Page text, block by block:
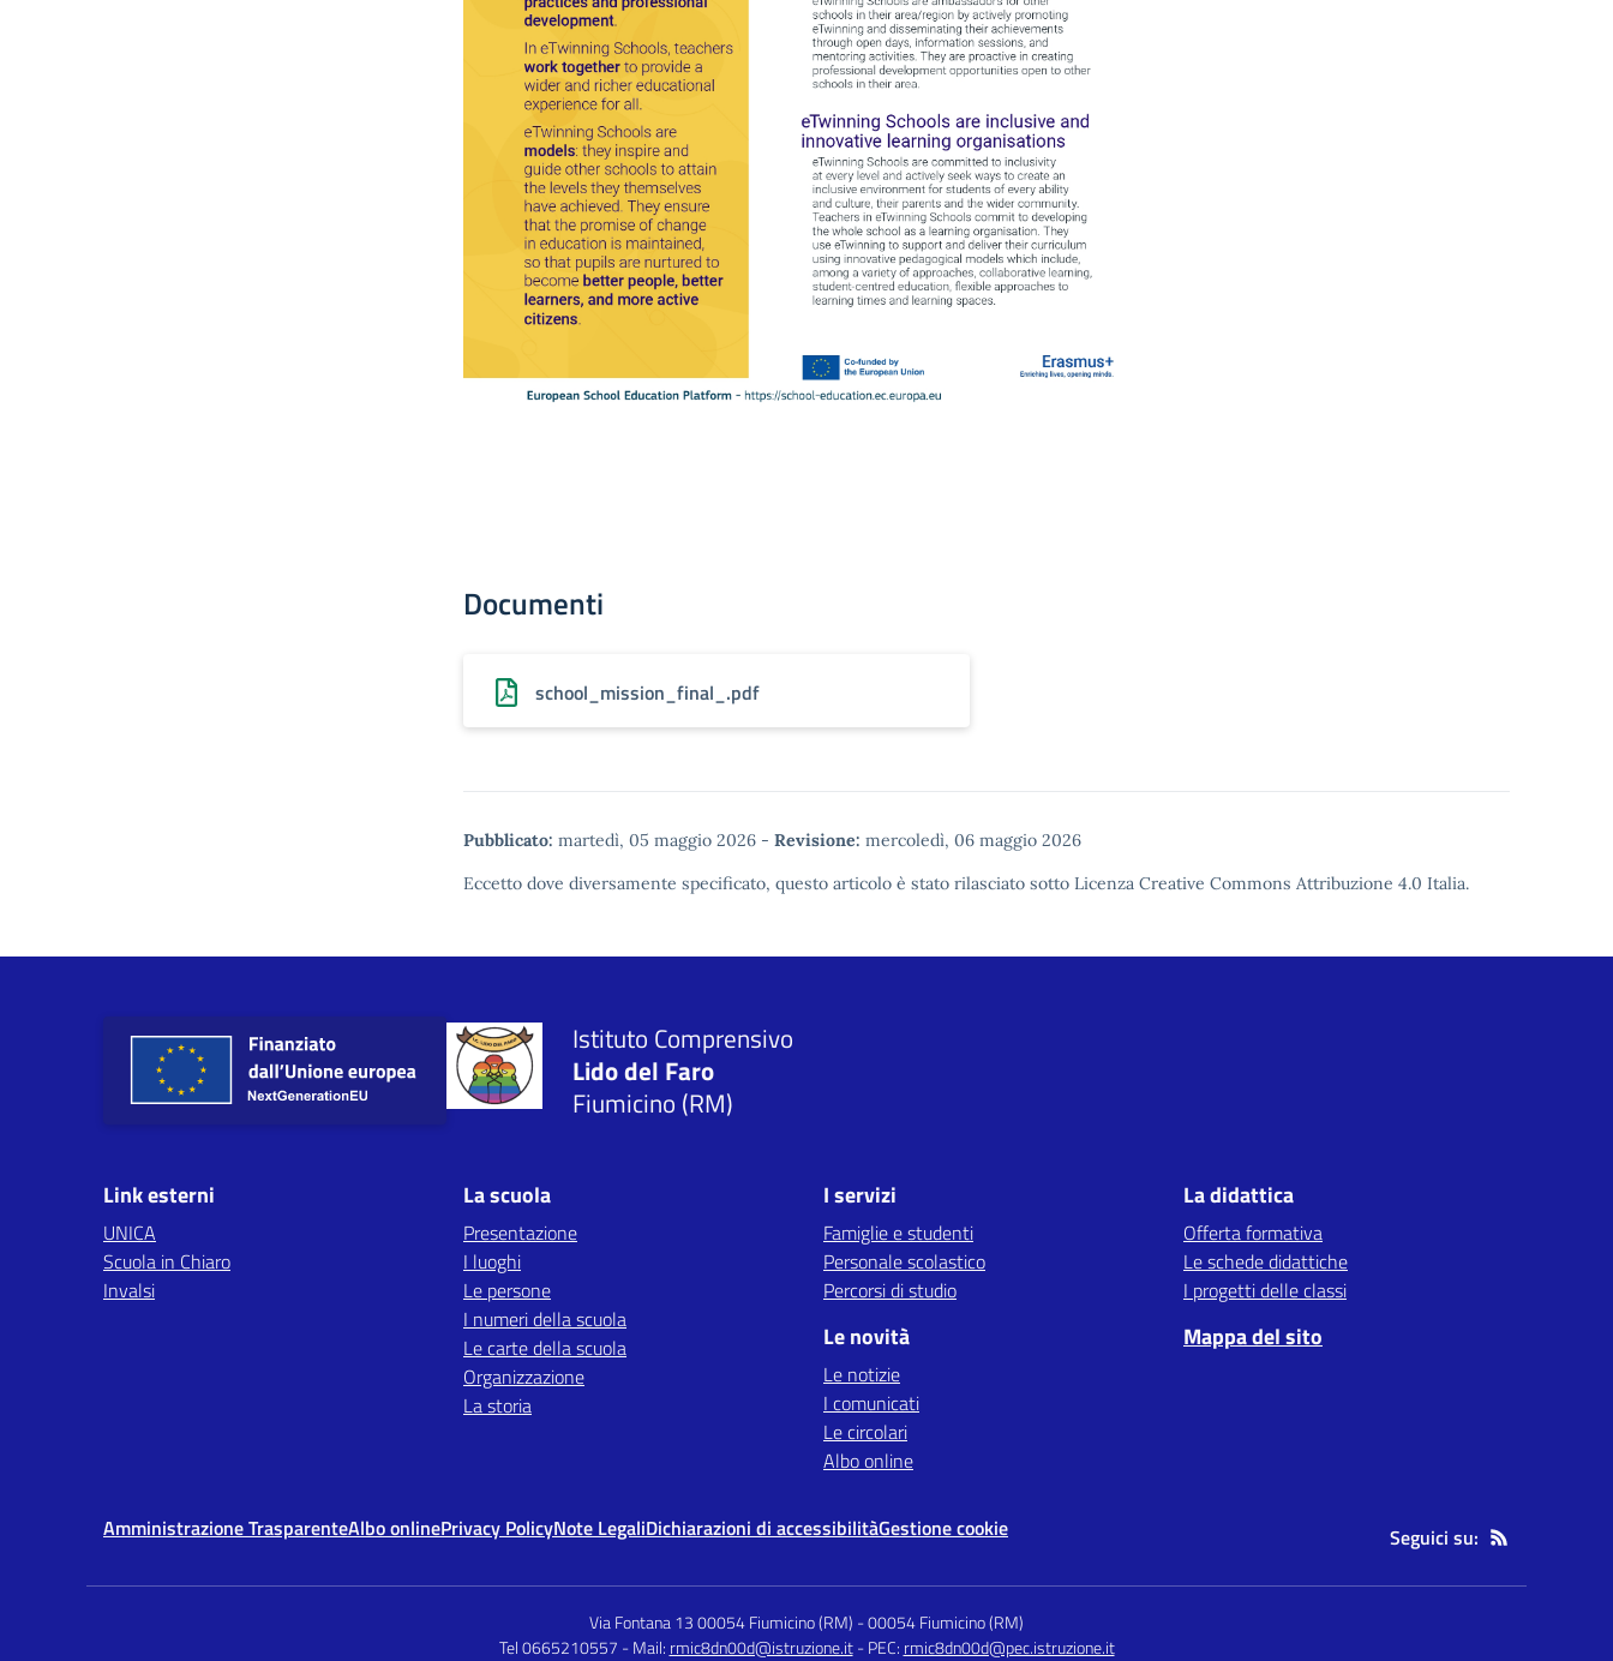
Documenti
school_mission_final_.pdf
Pubblicato: martedì, 05 maggio 2026 - Revisione: mercoledì, 06 maggio 2026
Eccetto dove diversamente specificato, questo articolo è stato rilasciato sotto Licenza Creative Commons Attribuzione 4.0 Italia.
Istituto Comprensivo
Lido del Faro
Fiumicino (RM)
Link esterni
UNICA
Scuola in Chiaro
Invalsi
La scuola
Presentazione
I luoghi
Le persone
I numeri della scuola
Le carte della scuola
Organizzazione
La storia
I servizi
Famiglie e studenti
Personale scolastico
Percorsi di studio
Le novità
Le notizie
I comunicati
Le circolari
Albo online
La didattica
Offerta formativa
Le schede didattiche
I progetti delle classi
Mappa del sito
Amministrazione TrasparenteAlbo onlinePrivacy PolicyNote LegaliDichiarazioni di accessibilitàGestione cookie Seguici su:
Via Fontana 13 00054 Fiumicino (RM) -00054 Fiumicino (RM)
Tel 0665210557 - Mail: rmic8dn00d@istruzione.it - PEC: rmic8dn00d@pec.istruzione.it